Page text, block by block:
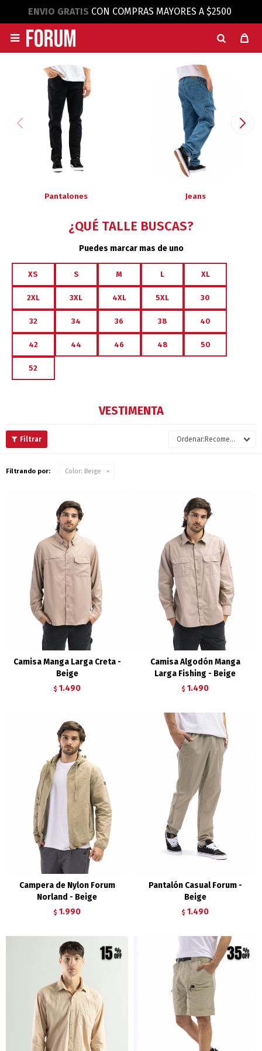
ENVIO GRATIS CON COMPRAS MAYORES A $2500

Pantalones Jeans
¿QUÉ TALLE BUSCAS?
Puedes marcar mas de uno
XS S M L XL
2XL 3XL 4XL 5XL 30
32 34 36 38 40
42 44 46 48 50
52
VESTIMENTA
Recomendados
Filtrando por: Color: Beige
Camisa Manga Larga Creta -
Beige
$ 1.490
Camisa Algodón Manga
Larga Fishing - Beige
$ 1.490
Campera de Nylon Forum
Norland - Beige
$ 1.990
Pantalón Casual Forum -
Beige
$ 1.490